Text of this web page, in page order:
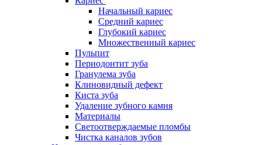
Начальный кариес
Средний кариес
Глубокий кариес
Множественный кариес
Пульпит
Периодонтит зуба
Гранулема зуба
Клиновидный дефект
Киста зуба
Удаление зубного камня
Материалы
Светоотверждаемые пломбы
Чистка каналов зубов